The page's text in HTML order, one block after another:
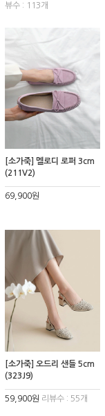
뷰수 : 113개
[소가죽] 멜로디 로퍼 3cm
(211V2)
69,900원
[소가죽] 오드리 샌들 5cm
(323J9)
59,900원 리뷰수 : 55개